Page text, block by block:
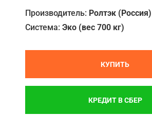
Производитель: Ролтэк (Россия)
Система: Эко (вес 700 кг)
КУПИТЬ
КРЕДИТ В СБЕР